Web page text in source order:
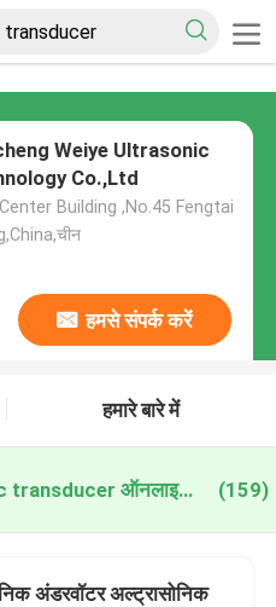
Weiye Ultrasonic
Co.,Ltd
Building ,No.45 Fengtai
हमसे संपर्क करें
हमारे बारे में
underwater ultrasonic transducer ऑनलाइन निर्माण (159)
अंडरवॉटर अल्ट्रासोनिक